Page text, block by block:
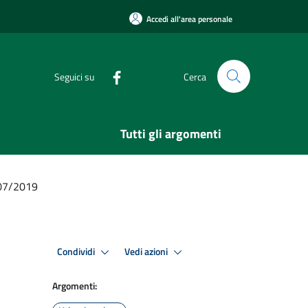
Accedi all'area personale
Seguici su Cerca
Tutti gli argomenti
2019
Condividi Vedi azioni
Argomenti: